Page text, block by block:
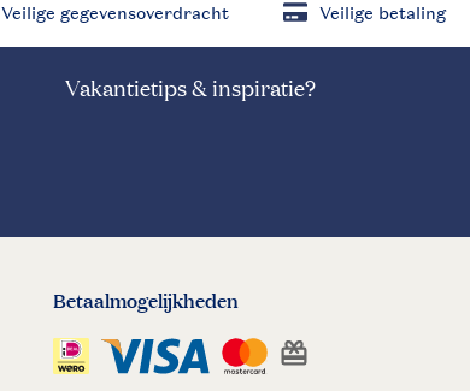
Veilige gegevensoverdracht Veilige betaling
Vakantietips & inspiratie?
Betaalmogelijkheden